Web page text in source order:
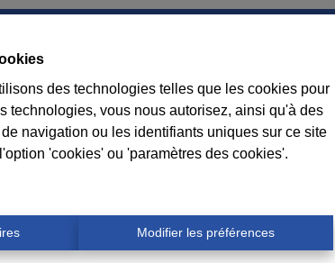
des technologies telles que les cookies pour
technologies, vous nous autorisez, ainsi qu'à des
navigation ou les identifiants uniques sur ce site
'cookies' ou 'paramètres des cookies'.
Modifier les préférences
5
Suivez nos nouveaux biens, nos
conseils immobiliers et l’actualité de
l’agence à Durbuy sur nos réseaux